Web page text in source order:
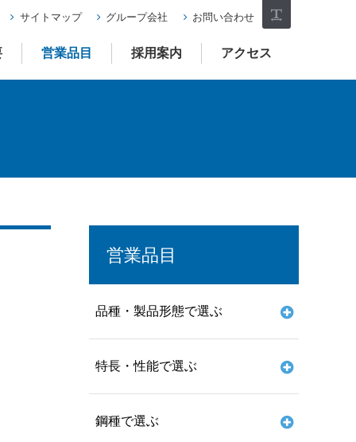
営業品目 採用案内 アクセス
サイトマップ グループ会社 お問い合わせ
ント
営業品目
品種・製品形態で選ぶ
特長・性能で選ぶ
鋼種で選ぶ